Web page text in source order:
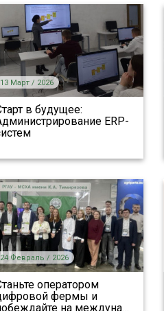
13 Март / 2026
в будущее:
ERP-
24 Февраль / 2026
оператором
фермы и
на междуна…